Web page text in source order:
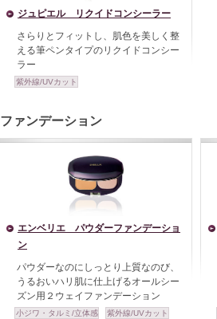
ジュピエル リクイドコンシーラー
さらりとフィットし、肌色を美しく整
える筆ペンタイプのリクイドコンシー
ラー
紫外線/UVカット
ファンデーション
エンベリエ パウダーファンデーショ
ン
パウダーなのにしっとり上質なのび、
うるおいハリ肌に仕上げるオールシー
ズン用２ウェイファンデーション
小ジワ・タルミ/立体感
紫外線/UVカット